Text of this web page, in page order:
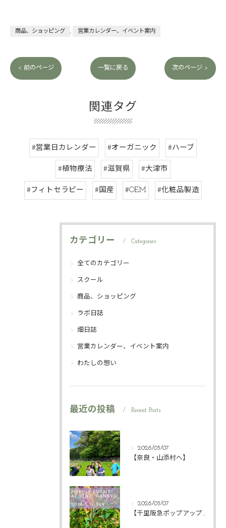
商品、ショッピング 営業カレンダー、イベント案内
< 前のページ 一覧に戻る 次のページ >
関連タグ
#営業日カレンダー #オーガニック #ハーブ
#植物療法 #滋賀県 #大津市
#フィトセラピー #国産 #OEM #化粧品製造
カテゴリー Categories
全てのカテゴリー
スクール
商品、ショッピング
ラボ日誌
畑日誌
営業カレンダー、イベント案内
わたしの想い
最近の投稿 Recent Posts
2026/05/07
【奈良・山添村へ】
2026/05/07
【千里阪急ポップアップ】